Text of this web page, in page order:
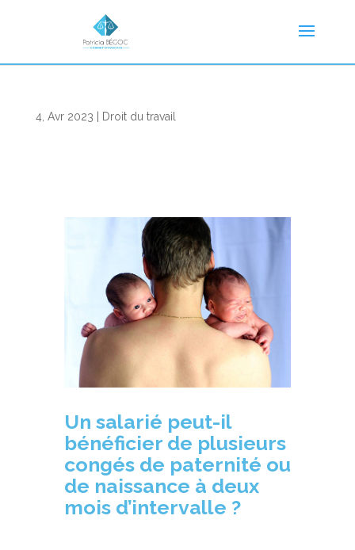
4, Avr 2023 Droit du travail
Un salarié peut-il
bénéficier de plusieurs
congés de paternité ou
de naissance à deux
mois d’intervalle ?